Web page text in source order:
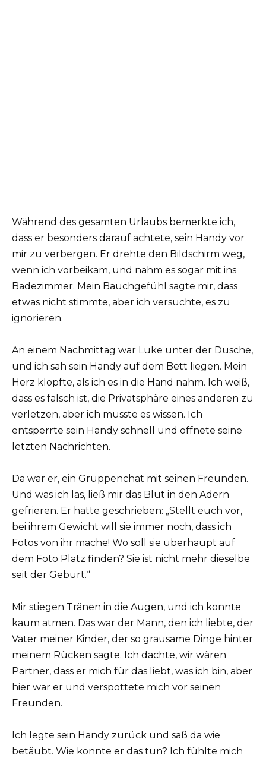
Während des gesamten Urlaubs bemerkte ich,
dass er besonders darauf achtete, sein Handy vor
mir zu verbergen. Er drehte den Bildschirm weg,
wenn ich vorbeikam, und nahm es sogar mit ins
Badezimmer. Mein Bauchgefühl sagte mir, dass
etwas nicht stimmte, aber ich versuchte, es zu
ignorieren.
An einem Nachmittag war Luke unter der Dusche,
und ich sah sein Handy auf dem Bett liegen. Mein
Herz klopfte, als ich es in die Hand nahm. Ich weiß,
dass es falsch ist, die Privatsphäre eines anderen zu
verletzen, aber ich musste es wissen. Ich
entsperrte sein Handy schnell und öffnete seine
letzten Nachrichten.
Da war er, ein Gruppenchat mit seinen Freunden.
Und was ich las, ließ mir das Blut in den Adern
gefrieren. Er hatte geschrieben: „Stellt euch vor,
bei ihrem Gewicht will sie immer noch, dass ich
Fotos von ihr mache! Wo soll sie überhaupt auf
dem Foto Platz finden? Sie ist nicht mehr dieselbe
seit der Geburt.“
Mir stiegen Tränen in die Augen, und ich konnte
kaum atmen. Das war der Mann, den ich liebte, der
Vater meiner Kinder, der so grausame Dinge hinter
meinem Rücken sagte. Ich dachte, wir wären
Partner, dass er mich für das liebt, was ich bin, aber
hier war er und verspottete mich vor seinen
Freunden.
Ich legte sein Handy zurück und saß da wie
betäubt. Wie konnte er das tun? Ich fühlte mich